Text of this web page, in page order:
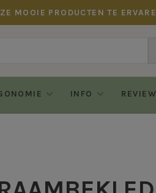
MOOIE PRODUCTEN TE
INFO